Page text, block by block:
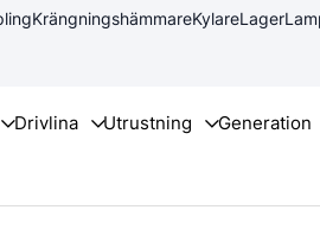
KrängningshämmareKylareLager